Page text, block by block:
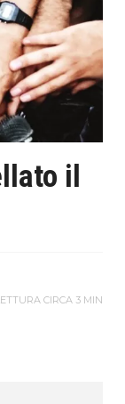
il
CIRCA 3 MIN